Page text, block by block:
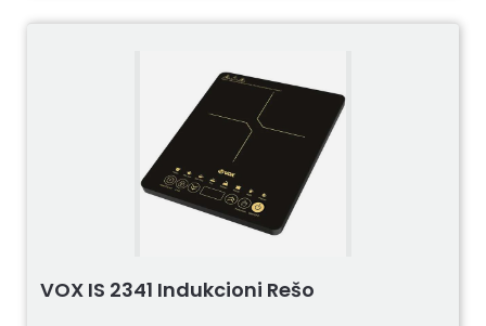
VOX IS 2341 Indukcioni Rešo